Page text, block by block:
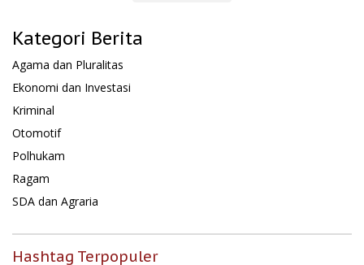
Kategori Berita
Agama dan Pluralitas
Ekonomi dan Investasi
Kriminal
Otomotif
Polhukam
Ragam
SDA dan Agraria
Hashtag Terpopuler